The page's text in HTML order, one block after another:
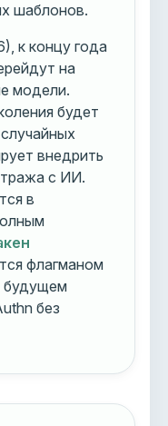
шаблонов.
к концу года
на
модели.
будет
внедрить
с ИИ.
в
флагманом
будущем
без